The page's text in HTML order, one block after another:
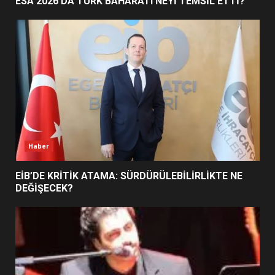
6
BURHANİYE SATRANÇ
TURNUVASI KAYITLARI NEYİ
DEĞİŞTİRİYOR?
7
BURHANİYE BELEDİYESPOR’DA
YENİ YÖNETİM NASIL
ŞEKİLLENDİ?
Haber
EİB’DE KRİTİK ATAMA: SÜRDÜRÜLEBİLİRLİKTE NE
DEĞİŞECEK?